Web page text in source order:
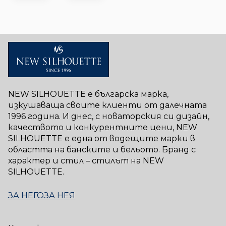
NEW SILHOUETTE е българска марка,
изкушаваща своите клиенти от далечната
1996 година. И днес, с новаторския си дизайн,
качеството и конкурентните цени, NEW
SILHOUETTE е една от водещите марки в
областта на банските и бельото. Бранд с
характер и стил – стилът на NEW
SILHOUETTE.
ЗА НЕГОЗА НЕЯ